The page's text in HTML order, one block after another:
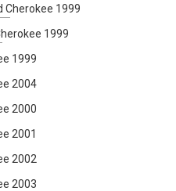
Cherokee 1999
1999
1999
2004
2000
2001
2002
2003